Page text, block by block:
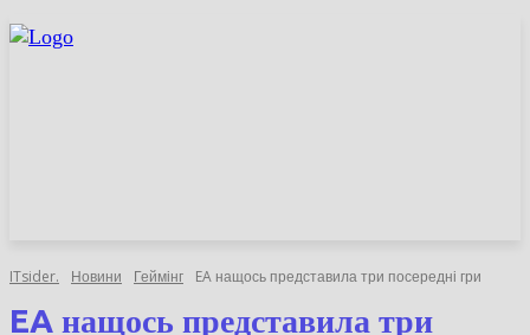
ITsider. Новини Геймінг EA нащось представила три посередні гри
EA нащось представила три